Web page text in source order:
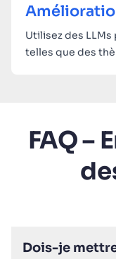
Utilisez des
telles que des
FAQ –
Dois-je